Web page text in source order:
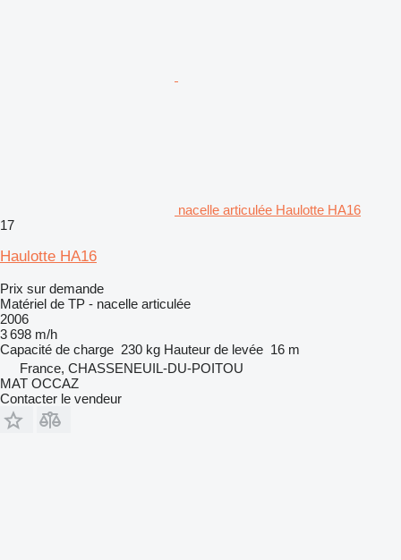
nacelle articulée Haulotte HA16
17
Haulotte HA16
Prix sur demande
Matériel de TP - nacelle articulée
2006
3 698 m/h
Capacité de charge 230 kg Hauteur de levée 16 m
France, CHASSENEUIL-DU-POITOU
MAT OCCAZ
Contacter le vendeur